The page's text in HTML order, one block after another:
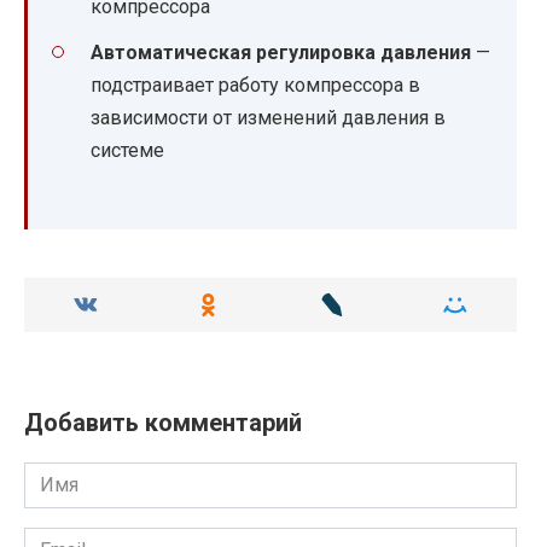
компрессора
Автоматическая регулировка давления —
подстраивает работу компрессора в
зависимости от изменений давления в
системе
Добавить комментарий
Имя
Email